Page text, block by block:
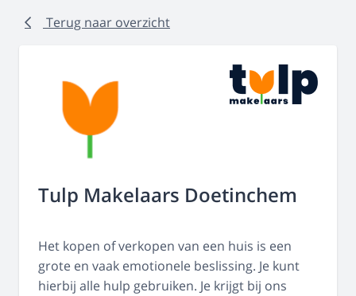
Terug naar overzicht
Tulp Makelaars Doetinchem
Het kopen of verkopen van een huis is een
grote en vaak emotionele beslissing. Je kunt
hierbij alle hulp gebruiken. Je krijgt bij ons